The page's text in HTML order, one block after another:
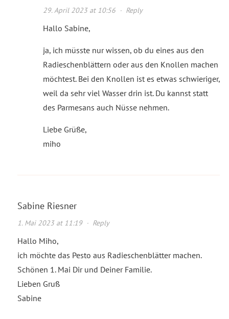
29. April 2023 at 10:56· Reply
Hallo Sabine,
ja, ich müsste nur wissen, ob du eines aus den
Radieschenblättern oder aus den Knollen machen
möchtest. Bei den Knollen ist es etwas schwieriger,
weil da sehr viel Wasser drin ist. Du kannst statt
des Parmesans auch Nüsse nehmen.
Liebe Grüße,
miho
Sabine Riesner
1. Mai 2023 at 11:19· Reply
Hallo Miho,
ich möchte das Pesto aus Radieschenblätter machen.
Schönen 1. Mai Dir und Deiner Familie.
Lieben Gruß
Sabine